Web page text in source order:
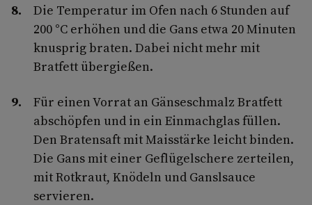
Die Temperatur im Ofen nach 6 Stunden auf
200 °C erhöhen und die Gans etwa 20 Minuten
knusprig braten. Dabei nicht mehr mit
Bratfett übergießen.
Für einen Vorrat an Gänseschmalz Bratfett
abschöpfen und in ein Einmachglas füllen.
Den Bratensaft mit Maisstärke leicht binden.
Die Gans mit einer Geflügelschere zerteilen,
mit Rotkraut, Knödeln und Ganslsauce
servieren.